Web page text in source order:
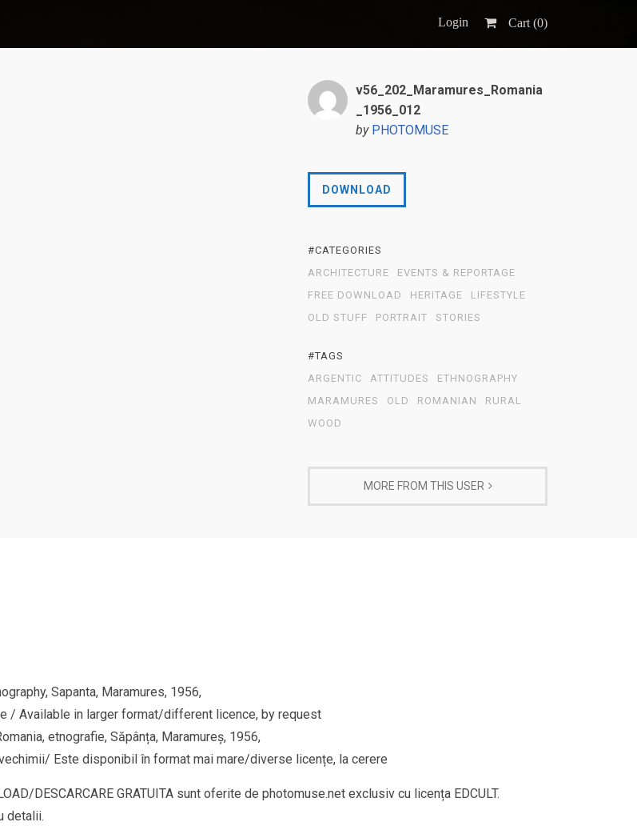
Login Cart (0)
v56_202_Maramures_Romania
_1956_012
by PHOTOMUSE
DOWNLOAD
#CATEGORIES
ARCHITECTURE
EVENTS & REPORTAGE
FREE DOWNLOAD
HERITAGE
LIFESTYLE
OLD STUFF
PORTRAIT STORIES
#TAGS
ARGENTIC
ATTITUDES
ETHNOGRAPHY
MARAMURES
OLD ROMANIAN
RURAL
WOOD
MORE FROM THIS USER
Sapanta, Maramures, 1956,
/ Available in larger format/different licence, by request
etnografie, Săpânța, Maramureș, 1956,
Este disponibil în format mai mare/diverse licențe, la cerere
DESCARCARE GRATUITA sunt oferite de photomuse.net exclusiv cu licența EDCULT.
detalii.